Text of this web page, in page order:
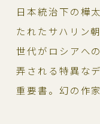
日本統治下の樺
たれたサハリン
世代がロシアへ
弄される特異な
重要書。幻の作